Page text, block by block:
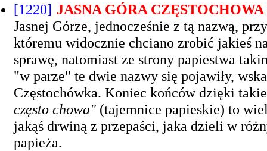
[1220] JASNA GÓRA CZĘSTOCHOWA
Jasnej Górze, jednocześnie z tą nazwą,
któremu widocznie chciano zrobić jakieś
sprawę, natomiast ze strony papiestwa
"w parze" te dwie nazwy się pojawiły,
Częstochówka. Koniec końców dzięki
często chowa" (tajemnice papieskie) to
jakąś drwiną z przepaści, jaka dzieli w
papieża.